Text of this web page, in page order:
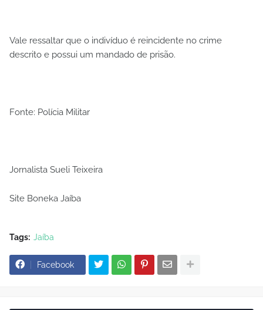
Vale ressaltar que o indivíduo é reincidente no crime
descrito e possui um mandado de prisão.
Fonte: Polícia Militar
Jornalista Sueli Teixeira
Site Boneka Jaíba
Tags: Jaíba
Facebook